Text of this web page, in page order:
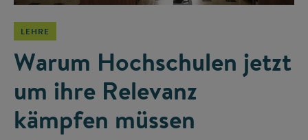
LEHRE
Warum Hochschulen jetzt
um ihre Relevanz
kämpfen müssen